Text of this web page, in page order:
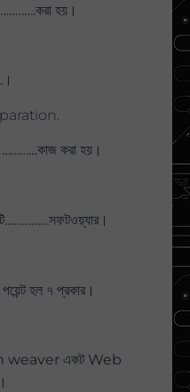
হয়।
করা হয়।
হল ৭ প্রকার।
একট Web